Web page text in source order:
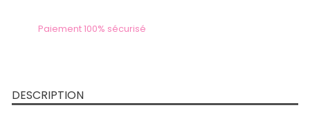
Paiement 100% sécurisé
DESCRIPTION